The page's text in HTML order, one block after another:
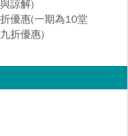
諒解)
優惠(一期為10堂
折優惠)